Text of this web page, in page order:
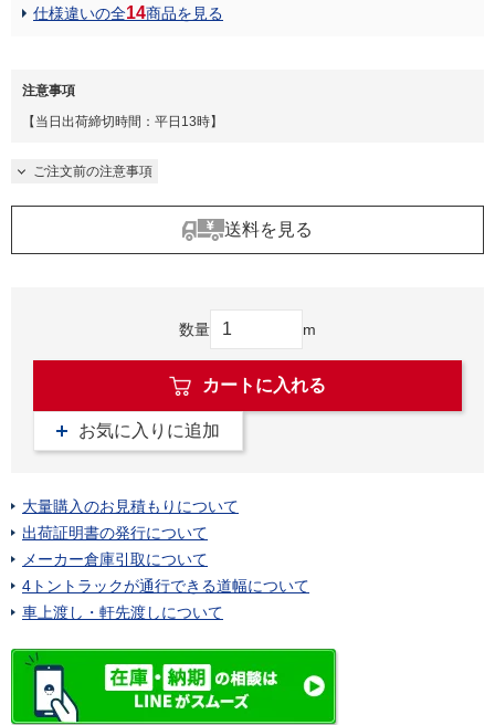
仕様違いの全14商品を見る
注意事項
【当日出荷締切時間：平日13時】
ご注文前の注意事項
送料を見る
数量 m
カートに入れる
お気に入りに追加
大量購入のお見積もりについて
出荷証明書の発行について
メーカー倉庫引取について
4トントラックが通行できる道幅について
車上渡し・軒先渡しについて